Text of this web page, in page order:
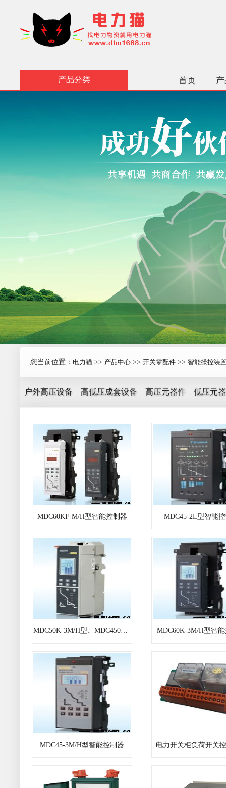
产品分类 首页
您当前位置： 电力猫 >> 产品中心 >> 开关零配件 >> 智能操控装
户外高压设备 高低压成套设备 高压元器件 低压元
MDC60KF-M/H型智能控制器 MDC45-2L型智能
MDC50K-3M/H型、MDC450K-3M/H型智 MDC60K-3M/H型智
MDC45-3M/H型智能控制器 电力开关柜负荷开关